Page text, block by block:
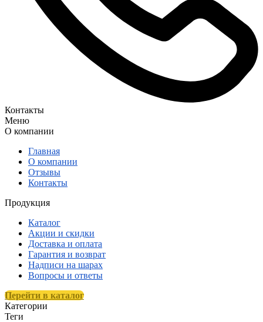
Контакты
Меню
О компании
Главная
О компании
Отзывы
Контакты
Продукция
Каталог
Акции и скидки
Доставка и оплата
Гарантия и возврат
Надписи на шарах
Вопросы и ответы
Перейти в каталог
Категории
Теги